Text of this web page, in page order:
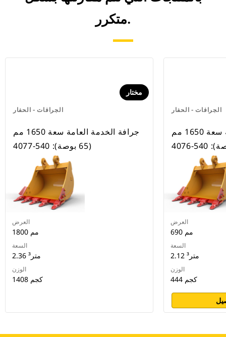
متكرر.
الجرافات - الحفار
مختار
جرافة الخدمة العامة سعة 1650 مم
(65 بوصة): 540-4077
العرض
1800 مم
السعة
2.36 متر³
الوزن
1408 كجم
الجرافات - الحفار
جرافة الخدمة العامة سعة 1650 مم
العرض
690 مم
السعة
2.12 متر³
الوزن
444 كجم